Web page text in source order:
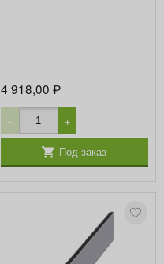
4 918,00 ₽
− +
Под заказ